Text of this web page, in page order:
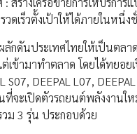
ดเร็วตั้งเป้าให้ได้ภายในหนึ่ง
ลักดันประเทศไทยให้เป็นต
เข้ามาทำตลาด โดยได้ทย
S07, DEEPAL L07,
จะเปิดตัวรถยนต์พลังงานให
ม 3 รุ่น ประกอบด้วย